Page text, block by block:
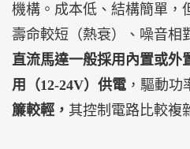
機構。成本低、結構簡單，
壽命較短（熱衰）、噪音相
直流馬達一般採用內置或外
用（12-24V）供電 ，驅動
簾較輕， 其控制電路比較複